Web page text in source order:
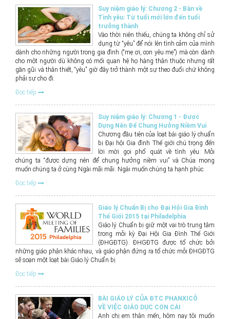
Suy niệm giáo lý: Chương 2 - Bàn về
Tình yêu: Từ tuổi mới lớn đến tuổi
trưởng thành
Vào thời niên thiếu, chúng ta không chỉ sử
dụng từ “yêu” để nói lên tình cảm của mình
dành cho những người trong gia đình (“mẹ ơi, con yêu mẹ”) mà còn dành
cho một người dù không có mối quan hệ họ hàng thân thuộc nhưng rất
gần gũi và thân thiết, “yêu” giờ đây trở thành một sự theo đuổi chứ không
phải sự cho đi.
Đọc tiếp
Suy niệm giáo lý: Chương 1 - Được
Dựng Nên Để Chung Hưởng Niềm Vui
Chương đầu tiên của loạt bài giáo lý chuẩn
bị Đại hội Gia đình Thế giới chú trọng đến
lời mời gọi phổ quát về tình yêu. Mỗi
chúng ta “được dựng nên để chung hưởng niềm vui” và Chúa mong
muốn chúng ta ở cùng Ngài mãi mãi. Ngài muốn chúng ta hạnh phúc.
Đọc tiếp
Giáo lý Chuẩn Bị cho Đại Hội Gia Đình
Thế Giới 2015 tại Philadelphia
Giáo lý Chuẩn bị giữ một vai trò trung tâm
trong mỗi kỳ Đại Hội Gia Đình Thế Giới
(ĐHGĐTG). ĐHGĐTG được tổ chức bởi
những giáo phận khác nhau, và giáo phận đứng ra tổ chức mỗi ĐHGĐTG
sẽ soạn một loạt bài Giáo lý Chuẩn bị
Đọc tiếp
BÀI GIÁO LÝ CỦA ĐTC PHANXICÔ
VỀ VIỆC GIÁO DỤC CON CÁI
Anh chị em thân mến, hôm nay tôi muốn